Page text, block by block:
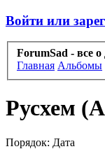
Войти или
ForumSad - все
Главная Альбомы
Русхем
Порядок: Дата